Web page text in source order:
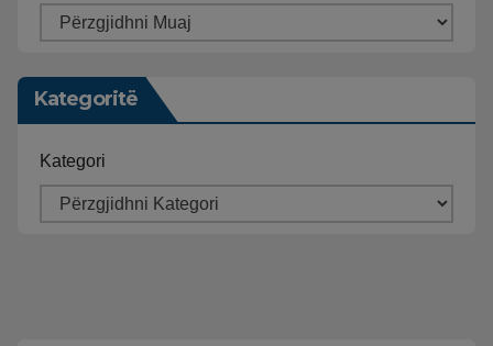
Kategoritë
Kategori